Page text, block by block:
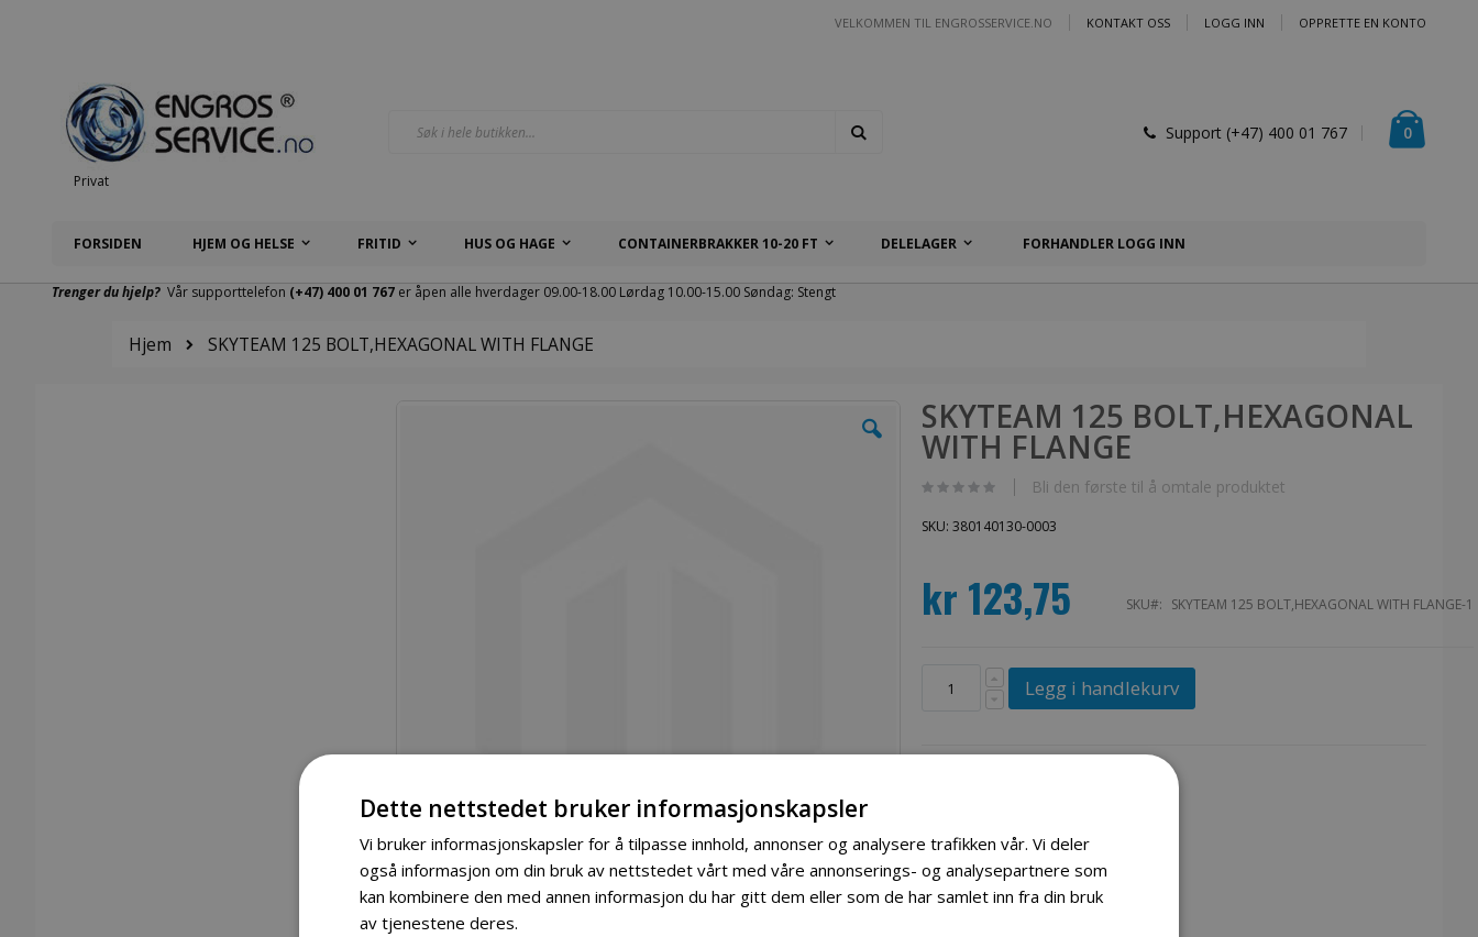
VELKOMMEN TIL ENGROSSERVICE.NO KONTAKT OSS LOGG INN OPPRETTE EN KONTO
Privat
0varer
Support (+47) 400 01 767
FORSIDEN HJEM OG HELSE FRITID HUS OG HAGE CONTAINERBRAKKER 10-20 FT DELELAGER FORHANDLER LOGG INN
Trenger du hjelp? Vår supporttelefon (+47) 400 01 767 er åpen alle hverdager 09.00-18.00 Lørdag 10.00-15.00 Søndag: Stengt
Hjem SKYTEAM 125 BOLT,HEXAGONAL WITH FLANGE
til
SKYTEAM 125 BOLT,HEXAGONAL
WITH FLANGE
Bli den første til å omtale produktet
SKU: 380140130-0003
kr 123,75 SKU SKYTEAM 125 BOLT,HEXAGONAL WITH FLANGE-1
Legg i handlekurv
Dette nettstedet bruker informasjonskapsler
Vi bruker informasjonskapsler for å tilpasse innhold, annonser og analysere trafikken vår. Vi deler
også informasjon om din bruk av nettstedet vårt med våre annonserings- og analysepartnere som
kan kombinere den med annen informasjon du har gitt dem eller som de har samlet inn fra din bruk
av tjenestene deres.